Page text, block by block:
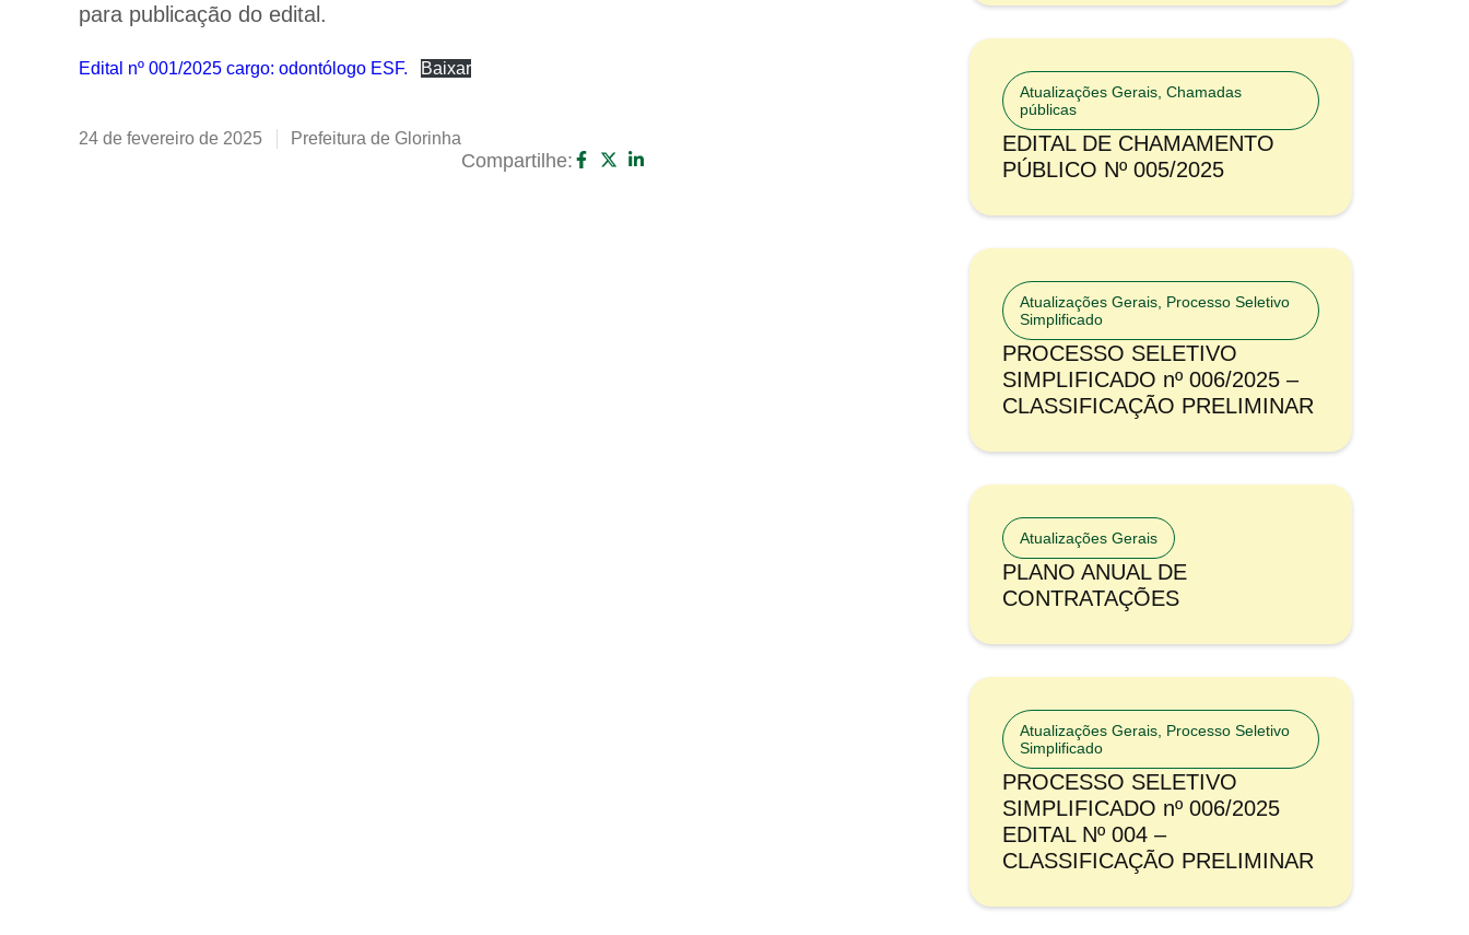
para publicação do edital.
Edital nº 001/2025 cargo: odontólogo ESF. Baixar
24 de fevereiro de 2025 Prefeitura de Glorinha
Compartilhe:
Atualizações Gerais Chamadas
públicas
EDITAL DE CHAMAMENTO
PÚBLICO Nº 005/2025
Atualizações Gerais Processo Seletivo
Simplificado
PROCESSO SELETIVO
SIMPLIFICADO nº 006/2025 –
CLASSIFICAÇÃO PRELIMINAR
Atualizações Gerais
PLANO ANUAL DE
CONTRATAÇÕES
Atualizações Gerais Processo Seletivo
Simplificado
PROCESSO SELETIVO
SIMPLIFICADO nº 006/2025
EDITAL Nº 004 –
CLASSIFICAÇÃO PRELIMINAR